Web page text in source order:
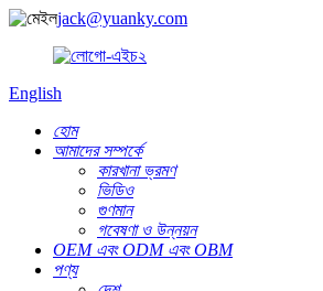
jack@yuanky.com
English
হোম
আমাদের সম্পর্কে
কারখানা ভ্রমণ
ভিডিও
গুণমান
গবেষণা ও উন্নয়ন
OEM এবং ODM এবং OBM
পণ্য